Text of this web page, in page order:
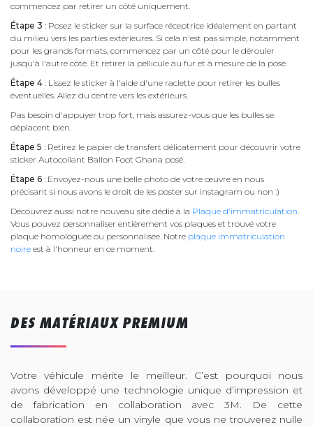
commencez par retirer un côté uniquement.
Étape 3 : Posez le sticker sur la surface réceptrice idéalement en partant
du milieu vers les parties extérieures. Si cela n'est pas simple, notamment
pour les grands formats, commencez par un côté pour le dérouler
jusqu'à l'autre côté. Et retirer la pellicule au fur et à mesure de la pose.
Étape 4 : Lissez le sticker à l'aide d'une raclette pour retirer les bulles
éventuelles. Allez du centre vers les extérieurs.
Pas besoin d'appuyer trop fort, mais assurez-vous que les bulles se
déplacent bien.
Étape 5 : Retirez le papier de transfert délicatement pour découvrir votre
sticker Autocollant Ballon Foot Ghana posé.
Étape 6 : Envoyez-nous une belle photo de votre œuvre en nous
précisant si nous avons le droit de les poster sur instagram ou non :)
Découvrez aussi notre nouveau site dédié à la Plaque d'immatriculation.
Vous pouvez personnaliser entièrement vos plaques et trouvé votre
plaque homologuée ou personnalisée. Notre plaque immatriculation
noire est à l'honneur en ce moment.
DES MATÉRIAUX PREMIUM
Votre véhicule mérite le meilleur. C’est pourquoi nous
avons développé une technologie unique d’impression et
de fabrication en collaboration avec 3M. De cette
collaboration est née un vinyle que vous ne trouverez nulle